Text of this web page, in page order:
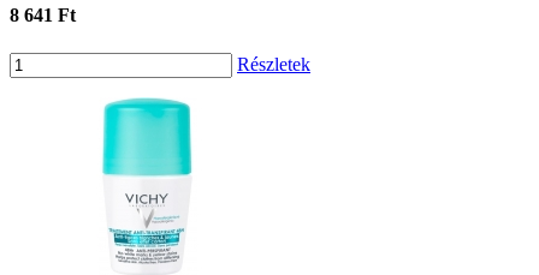
8 641 Ft
Részletek